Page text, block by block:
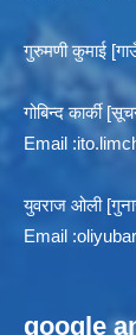
गुरुमणी कुमाई
गोबिन्द कार्की
Email :
युवराज ओली
Email :
google